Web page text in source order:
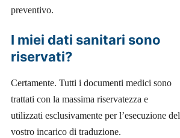
preventivo.
I miei dati sanitari sono
riservati?
Certamente. Tutti i documenti medici sono
trattati con la massima riservatezza e
utilizzati esclusivamente per l’esecuzione del
vostro incarico di traduzione.